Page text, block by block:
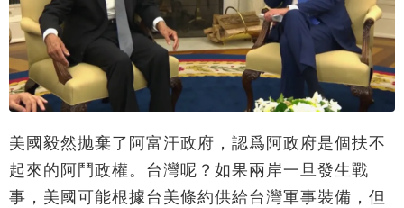
美國毅然抛棄了阿富汗政府，認爲阿政府是個扶不
起來的阿鬥政權。台灣呢？如果兩岸一旦發生戰
事，美國可能根據台美條約供給台灣軍事裝備，但